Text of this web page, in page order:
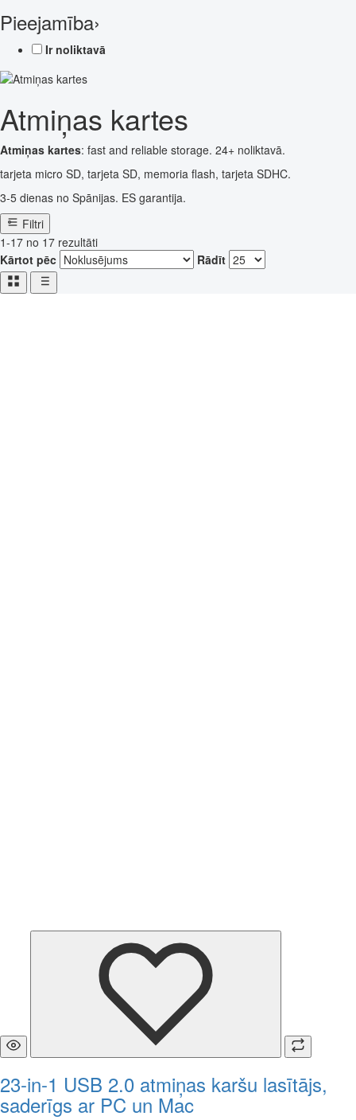
Pieejamība›
Ir noliktavā
Atmiņas kartes
Atmiņas kartes: fast and reliable storage. 24+ noliktavā.
tarjeta micro SD, tarjeta SD, memoria flash, tarjeta SDHC.
3-5 dienas no Spānijas. ES garantija.
Filtri
1-17 no 17 rezultāti
Kārtot pēc
Rādīt
23-in-1 USB 2.0 atmiņas karšu lasītājs,
saderīgs ar PC un Mac